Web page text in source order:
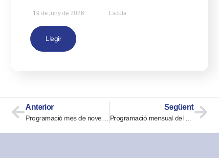
19 de juny de 2026 Escola
Llegir
Anterior
Programació mes de novembre. P3
Següent